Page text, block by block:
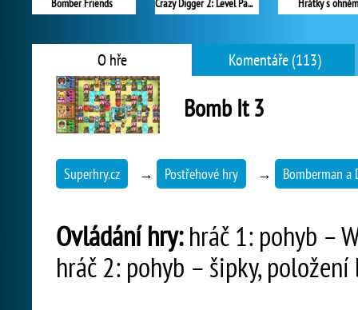
Bomber Friends Crazy Digger 2: Level Pack Hrátky s ohněm
O hře Komentáře (113)
Bomb It 3
Superhry.cz → Postřehové hry → Bomberman a
Ovládání hry:hráč 1: pohyb –
hráč 2: pohyb – šipky,